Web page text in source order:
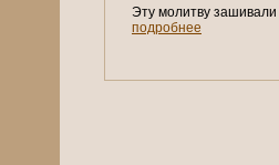
Эту молитву зашивали
подробнее